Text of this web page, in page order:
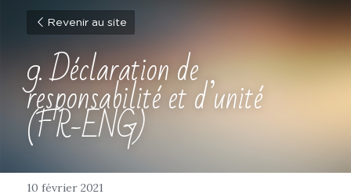
Revenir au site
9. Déclaration de
responsabilité et d’unité
(FR-ENG)
10 février 2021